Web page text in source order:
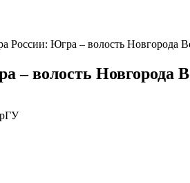
России: Югра – волость Новгорода
– волость Новгорода